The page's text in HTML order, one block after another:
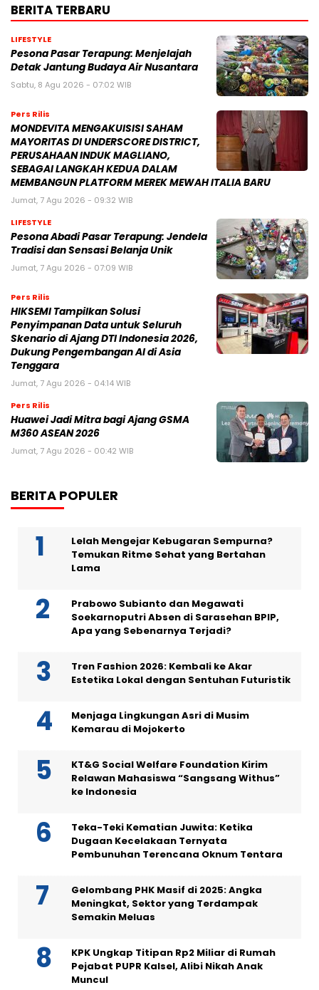
BERITA TERBARU
LIFESTYLE
Pesona Pasar Terapung: Menjelajah
Detak Jantung Budaya Air Nusantara
Sabtu, 8 Agu 2026 - 07:02 WIB
Pers Rilis
MONDEVITA MENGAKUISISI SAHAM
MAYORITAS DI UNDERSCORE DISTRICT,
PERUSAHAAN INDUK MAGLIANO,
SEBAGAI LANGKAH KEDUA DALAM
MEMBANGUN PLATFORM MEREK MEWAH ITALIA BARU
Jumat, 7 Agu 2026 - 09:32 WIB
LIFESTYLE
Pesona Abadi Pasar Terapung: Jendela
Tradisi dan Sensasi Belanja Unik
Jumat, 7 Agu 2026 - 07:09 WIB
Pers Rilis
HIKSEMI Tampilkan Solusi
Penyimpanan Data untuk Seluruh
Skenario di Ajang DTI Indonesia 2026,
Dukung Pengembangan AI di Asia
Tenggara
Jumat, 7 Agu 2026 - 04:14 WIB
Pers Rilis
Huawei Jadi Mitra bagi Ajang GSMA
M360 ASEAN 2026
Jumat, 7 Agu 2026 - 00:42 WIB
BERITA POPULER
Lelah Mengejar Kebugaran Sempurna?
Temukan Ritme Sehat yang Bertahan
Lama
Prabowo Subianto dan Megawati
Soekarnoputri Absen di Sarasehan BPIP,
Apa yang Sebenarnya Terjadi?
Tren Fashion 2026: Kembali ke Akar
Estetika Lokal dengan Sentuhan Futuristik
Menjaga Lingkungan Asri di Musim
Kemarau di Mojokerto
KT&G Social Welfare Foundation Kirim
Relawan Mahasiswa “Sangsang Withus”
ke Indonesia
Teka-Teki Kematian Juwita: Ketika
Dugaan Kecelakaan Ternyata
Pembunuhan Terencana Oknum Tentara
Gelombang PHK Masif di 2025: Angka
Meningkat, Sektor yang Terdampak
Semakin Meluas
KPK Ungkap Titipan Rp2 Miliar di Rumah
Pejabat PUPR Kalsel, Alibi Nikah Anak
Muncul